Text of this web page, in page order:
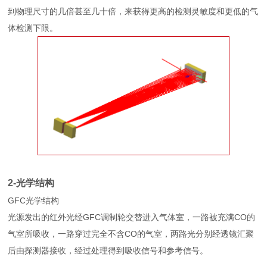
到物理尺寸的几倍甚至几十倍，来获得更高的检测灵敏度和更低的气
体检测下限。
2-光学结构
GFC光学结构
光源发出的红外光经GFC调制轮交替进入气体室，一路被充满CO的
气室所吸收，一路穿过完全不含CO的气室，两路光分别经透镜汇聚
后由探测器接收，经过处理得到吸收信号和参考信号。